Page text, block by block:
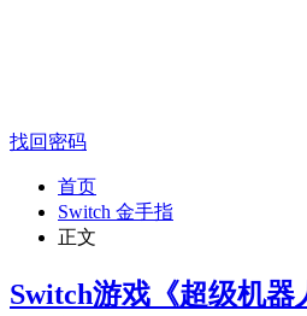
找回密码
首页
Switch 金手指
正文
Switch游戏《超级机器